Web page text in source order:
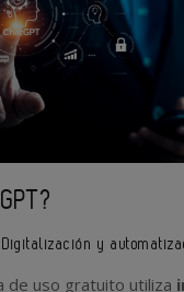
Digitalización y
de uso gratuito utiliza